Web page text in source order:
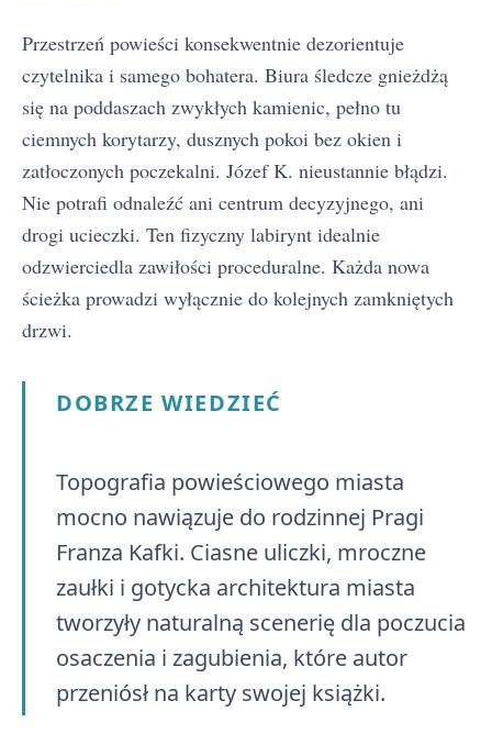
Przestrzeń powieści konsekwentnie dezorientuje
czytelnika i samego bohatera. Biura śledcze gnieżdżą
się na poddaszach zwykłych kamienic, pełno tu
ciemnych korytarzy, dusznych pokoi bez okien i
zatłoczonych poczekalni. Józef K. nieustannie błądzi.
Nie potrafi odnaleźć ani centrum decyzyjnego, ani
drogi ucieczki. Ten fizyczny labirynt idealnie
odzwierciedla zawiłości proceduralne. Każda nowa
ścieżka prowadzi wyłącznie do kolejnych zamkniętych
drzwi.
DOBRZE WIEDZIEĆ
Topografia powieściowego miasta
mocno nawiązuje do rodzinnej Pragi
Franza Kafki. Ciasne uliczki, mroczne
zaułki i gotycka architektura miasta
tworzyły naturalną scenerię dla poczucia
osaczenia i zagubienia, które autor
przeniósł na karty swojej książki.